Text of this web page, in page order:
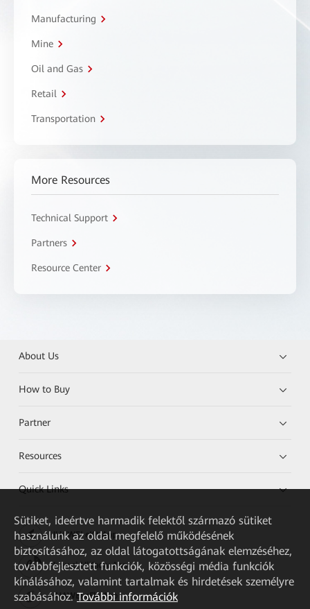
Manufacturing
Mine
Oil and Gas
Retail
Transportation
More Resources
Technical Support
Partners
Resource Center
About Us
How to Buy
Partner
Resources
Quick Links
HUAWEI eKit App
Huawei HiKnow App
HUAWEI eFly App
Sütiket, ideértve harmadik felektől származó sütiket
használunk az oldal megfelelő működésének
biztosításához, az oldal látogatottságának elemzéséhez,
továbbfejlesztett funkciók, közösségi média funkciók
kínálásához, valamint tartalmak és hirdetések személyre
szabásához. További információk